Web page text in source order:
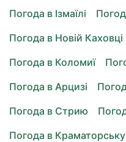
Погода в Ізмаїлі
Погода в Новій Каховці
Погода в Коломиї
Погода в Арцизі
Погода в Стрию
Погода в Краматорську